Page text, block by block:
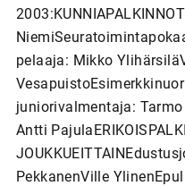
pelaaja: Mikko
juniorivalmentaja:
Antti
PekkanenVille